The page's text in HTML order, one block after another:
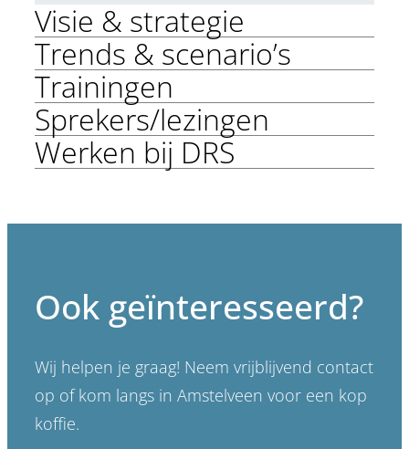
Visie & strategie
Trends & scenario’s
Trainingen
Sprekers/lezingen
Werken bij DRS
Ook geïnteresseerd?
Wij helpen je graag! Neem vrijblijvend contact
op of kom langs in Amstelveen voor een kop
koffie.